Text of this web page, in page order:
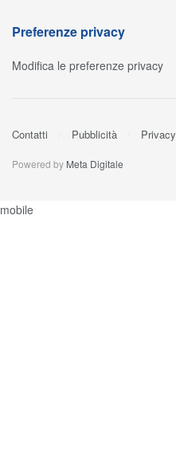
Preferenze privacy
Modifica le preferenze privacy
Contatti Pubblicità Privacy
Powered by Meta Digitale